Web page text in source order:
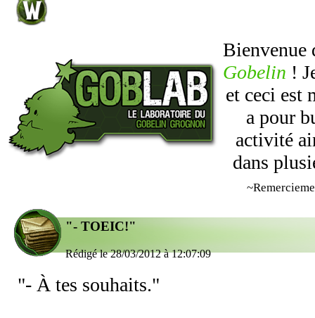
Bienvenue
Gobelin !
et ceci est
a pour
activité
dans
"- TOEIC!"
Rédigé le 28/03/2012 à 12:07:09
"- À tes souhaits."